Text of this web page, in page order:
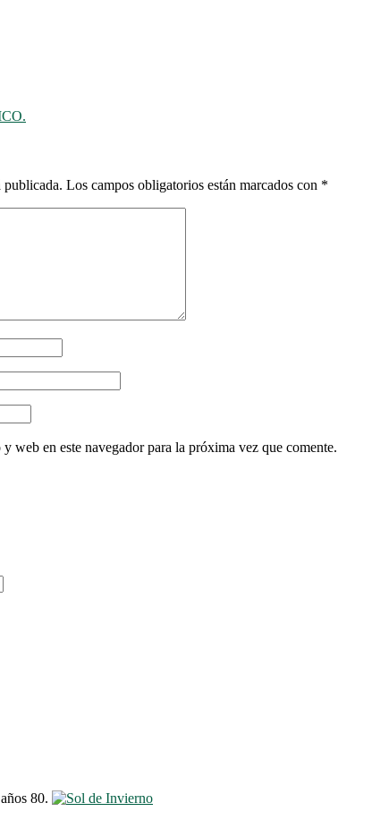
publicada. Los campos obligatorios están marcados con *
web en este navegador para la próxima vez que comente.
80.